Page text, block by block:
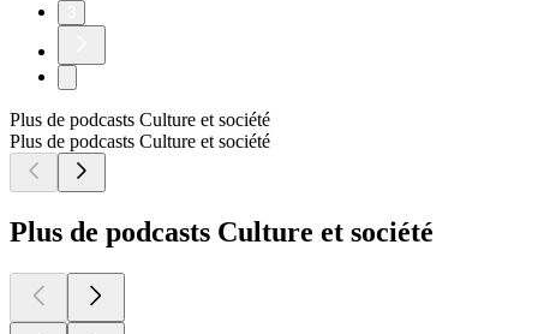
Plus de podcasts Culture et société
Plus de podcasts Culture et société
Plus de podcasts Culture et société